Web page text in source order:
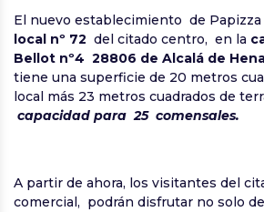
El nuevo establecimiento de Papizza
local nº 72 del citado centro, en la
Bellot nº4 28806 de Alcalá de
tiene una superficie de 20 metros
local más 23 metros cuadrados de
capacidad para 25 comensales.
A partir de ahora, los visitantes del
comercial, podrán disfrutar no solo